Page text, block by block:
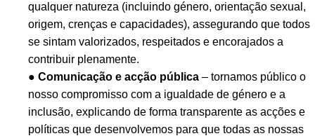
qualquer natureza (incluindo género, orientação sexual,
origem, crenças e capacidades), assegurando que todos
se sintam valorizados, respeitados e encorajados a
contribuir plenamente.
● Comunicação e acção pública – tornamos público o
nosso compromisso com a igualdade de género e a
inclusão, explicando de forma transparente as acções e
políticas que desenvolvemos para que todas as nossas